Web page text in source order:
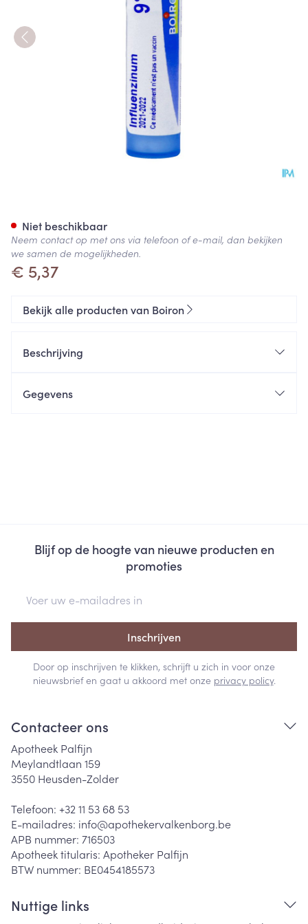
€ 5,37
Niet beschikbaar
Neem contact op met ons via telefoon of e-mail, dan bekijken
we samen de mogelijkheden.
Bekijk alle producten van Boiron
Beschrijving
Gegevens
Blijf op de hoogte van nieuwe producten en
promoties
Inschrijven
Door op inschrijven te klikken, schrijft u zich in voor onze
nieuwsbrief en gaat u akkoord met onze privacy policy.
Contacteer ons
Apotheek Palfijn
Meylandtlaan 159
3550 Heusden-Zolder
Telefoon: +32 11 53 68 53
E-mailadres: info@apothekervalkenborg.be
APB nummer: 716503
Apotheek titularis: Apotheker Palfijn
BTW nummer: BE0454185573
Nuttige links